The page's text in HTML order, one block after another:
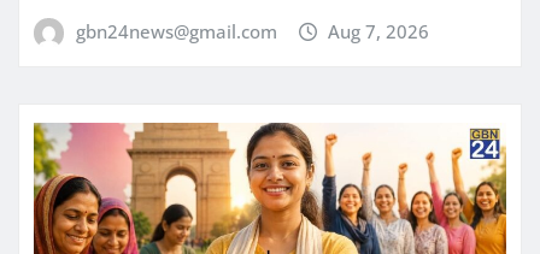
gbn24news@gmail.com Aug 7, 2026